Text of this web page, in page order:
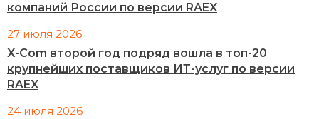
компаний России по версии RAEX
27 июля 2026
X-Com второй год подряд вошла в топ-20
крупнейших поставщиков ИТ-услуг по версии
RAEX
24 июля 2026